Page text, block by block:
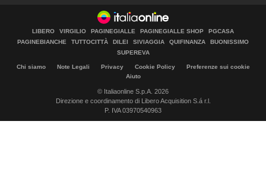
LIBERO VIRGILIO PAGINEGIALLE PAGINEGIALLE SHOP
PGCASA
PAGINEBIANCHE
TUTTOCITTÀ DILEI SIVIAGGIA QUIFINANZA
BUONISSIMO
SUPEREVA
Chi siamo Note Legali Privacy Cookie Policy
Preferenze sui cookie
Aiuto
© Italiaonline S.p.A. 2026
Direzione e coordinamento di Libero Acquisition S.á r.l.
P. IVA 03970540963